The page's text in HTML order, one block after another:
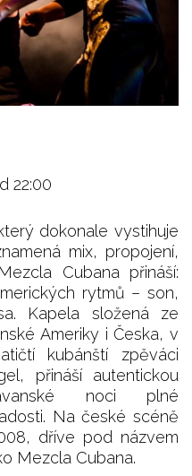
22:00
dokonale vystihuje
mix, propojení,
Cubana přináší:
rytmů – son,
Kapela složená ze
Ameriky i Česka, v
kubánští zpěváci
přináší autentickou
noci plné
Na české scéně
dříve pod názvem
Mezcla Cubana.